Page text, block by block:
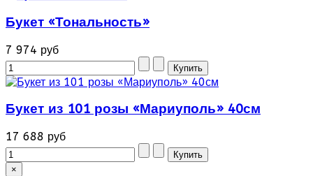
Букет «Тональность»
7 974 руб
Букет из 101 розы «Мариуполь» 40см
17 688 руб
×